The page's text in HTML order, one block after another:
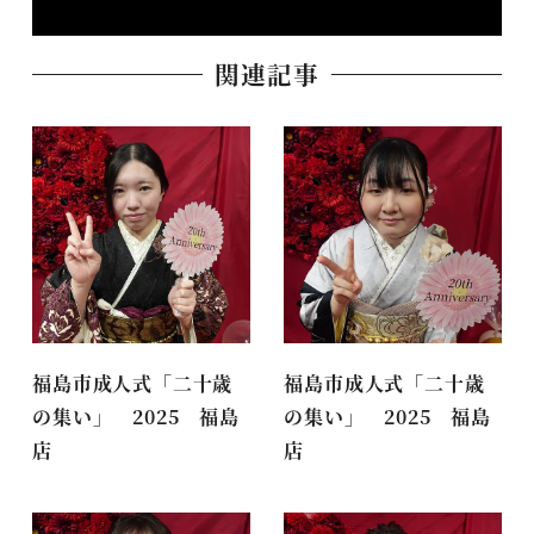
関連記事
福島市成人式「二十歳
の集い」 2025 福島
店
福島市成人式「二十歳
の集い」 2025 福島
店